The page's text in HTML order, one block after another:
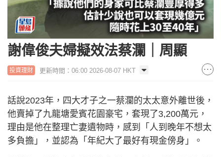
謝偉俊夫婦擬效法蔡瀾｜周顯
投資理財 更新時間：06:00 2026-08-07 HKT
話說2023年，四大才子之一蔡瀾的太太意外離世後，
他賣掉了九龍塘愛賓花園豪宅，套現了3,200萬元，
理由是他在整理亡妻遺物時，感到「人到晚年不想太
多負擔」，並認為「年紀大了最好有現金傍身」。